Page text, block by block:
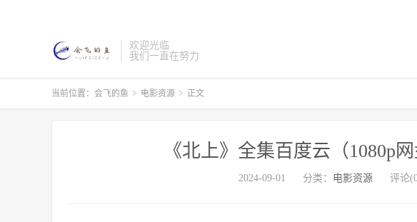
欢迎光临
我们一直在努力
当前位置： 会飞的鱼 > 电影资源 > 正文
《北上》全集百度云（1080p
2024-09-01 分类： 电影资源 评论